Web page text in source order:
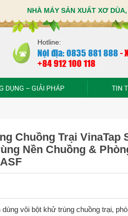
NHÀ MÁY SẢN XUẤT XƠ
Hotline:
Nội địa: 0835 881 888 -
+84 912 100 118
DỤNG – GIẢI PHÁP TIN
Chuồng Trại VinaTap
Nền Chuồng &
vôi bột khử trùng chuồng trại,